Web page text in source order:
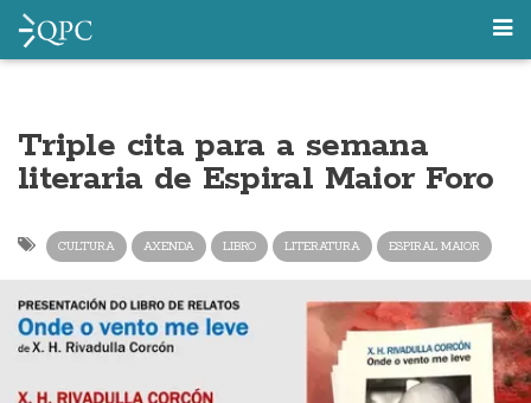
Triple cita para a semana
literaria de Espiral Maior Foro
CULTURA AXENDA LIBRO LITERATURA ESPIRAL MAIOR